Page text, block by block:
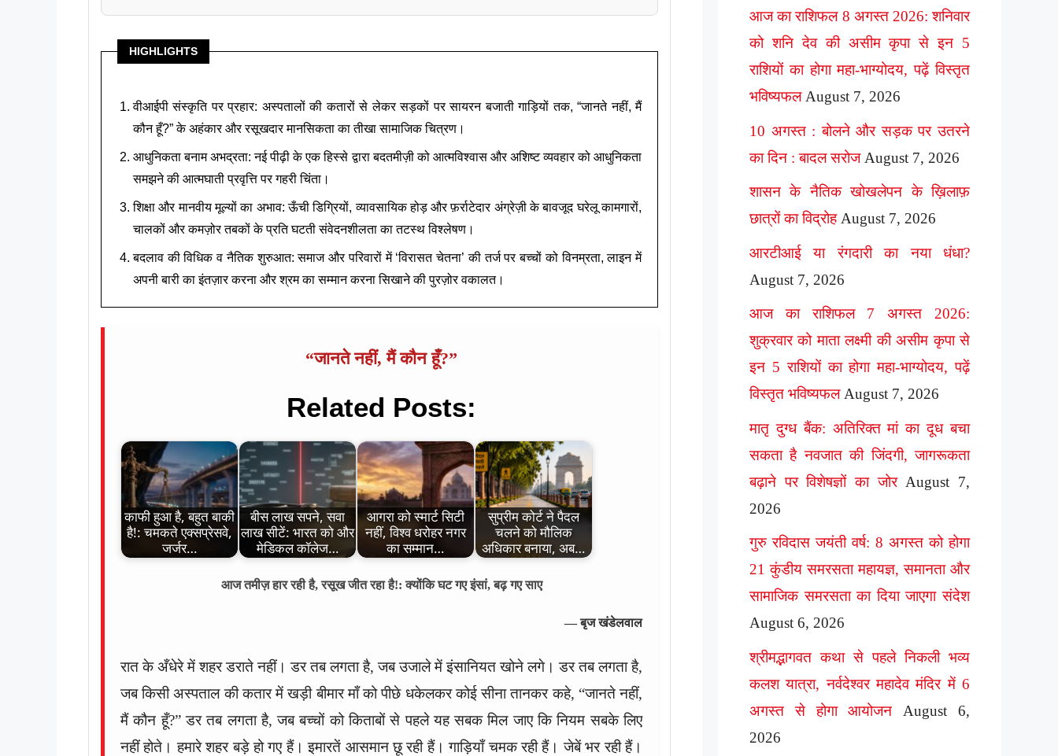
HIGHLIGHTS
वीआईपी संस्कृति पर प्रहार: अस्पतालों की कतारों से लेकर सड़कों पर सायरन बजाती गाड़ियों तक, “जानते नहीं, मैं
कौन हूँ?” के अहंकार और रसूखदार मानसिकता का तीखा सामाजिक चित्रण।
आधुनिकता बनाम अभद्रता: नई पीढ़ी के एक हिस्से द्वारा बदतमीज़ी को आत्मविश्वास और अशिष्ट व्यवहार को आधुनिकता
समझने की आत्मघाती प्रवृत्ति पर गहरी चिंता।
शिक्षा और मानवीय मूल्यों का अभाव: ऊँची डिग्रियों, व्यावसायिक होड़ और फ़र्राटेदार अंग्रेज़ी के बावजूद घरेलू कामगारों,
चालकों और कमज़ोर तबकों के प्रति घटती संवेदनशीलता का तटस्थ विश्लेषण।
बदलाव की विधिक व नैतिक शुरुआत: समाज और परिवारों में ‘विरासत चेतना’ की तर्ज पर बच्चों को विनम्रता, लाइन में
अपनी बारी का इंतज़ार करना और श्रम का सम्मान करना सिखाने की पुरज़ोर वकालत।
“जानते नहीं, मैं कौन हूँ?”
Related Posts:
काफी हुआ है, बहुत बाकी
है!: चमकते एक्सप्रेसवे,
जर्जर…
बीस लाख सपने, सवा
लाख सीटें: भारत को और
मेडिकल कॉलेज…
आगरा को स्मार्ट सिटी
नहीं, विश्व धरोहर नगर
का सम्मान…
सुप्रीम कोर्ट ने पैदल
चलने को मौलिक
अधिकार बनाया, अब…
आज तमीज़ हार रही है, रसूख जीत रहा है!: क्योंकि घट गए इंसां, बढ़ गए साए
— बृज खंडेलवाल
रात के अँधेरे में शहर डराते नहीं। डर तब लगता है, जब उजाले में इंसानियत खोने लगे। डर तब लगता है,
जब किसी अस्पताल की कतार में खड़ी बीमार माँ को पीछे धकेलकर कोई सीना तानकर कहे, “जानते नहीं,
मैं कौन हूँ?” डर तब लगता है, जब बच्चों को किताबों से पहले यह सबक मिल जाए कि नियम सबके लिए
नहीं होते। हमारे शहर बड़े हो गए हैं। इमारतें आसमान छू रही हैं। गाड़ियाँ चमक रही हैं। जेबें भर रही हैं।
आज का राशिफल 8 अगस्त 2026: शनिवार
को शनि देव की असीम कृपा से इन 5
राशियों का होगा महा-भाग्योदय, पढ़ें विस्तृत
भविष्यफल August 7, 2026
10 अगस्त : बोलने और सड़क पर उतरने
का दिन : बादल सरोज August 7, 2026
शासन के नैतिक खोखलेपन के ख़िलाफ़
छात्रों का विद्रोह August 7, 2026
आरटीआई या रंगदारी का नया धंधा?
August 7, 2026
आज का राशिफल 7 अगस्त 2026:
शुक्रवार को माता लक्ष्मी की असीम कृपा से
इन 5 राशियों का होगा महा-भाग्योदय, पढ़ें
विस्तृत भविष्यफल August 7, 2026
मातृ दुग्ध बैंक: अतिरिक्त मां का दूध बचा
सकता है नवजात की जिंदगी, जागरूकता
बढ़ाने पर विशेषज्ञों का जोर August 7,
2026
गुरु रविदास जयंती वर्ष: 8 अगस्त को होगा
21 कुंडीय समरसता महायज्ञ, समानता और
सामाजिक समरसता का दिया जाएगा संदेश
August 6, 2026
श्रीमद्भागवत कथा से पहले निकली भव्य
कलश यात्रा, नर्वदेश्वर महादेव मंदिर में 6
अगस्त से होगा आयोजन
August 6,
2026